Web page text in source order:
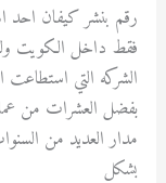
رقم بنشر كيفان احد
فقط داخل الكويت
الشركه التي
بفضل العشرات من
مدار العديد من
بشكل